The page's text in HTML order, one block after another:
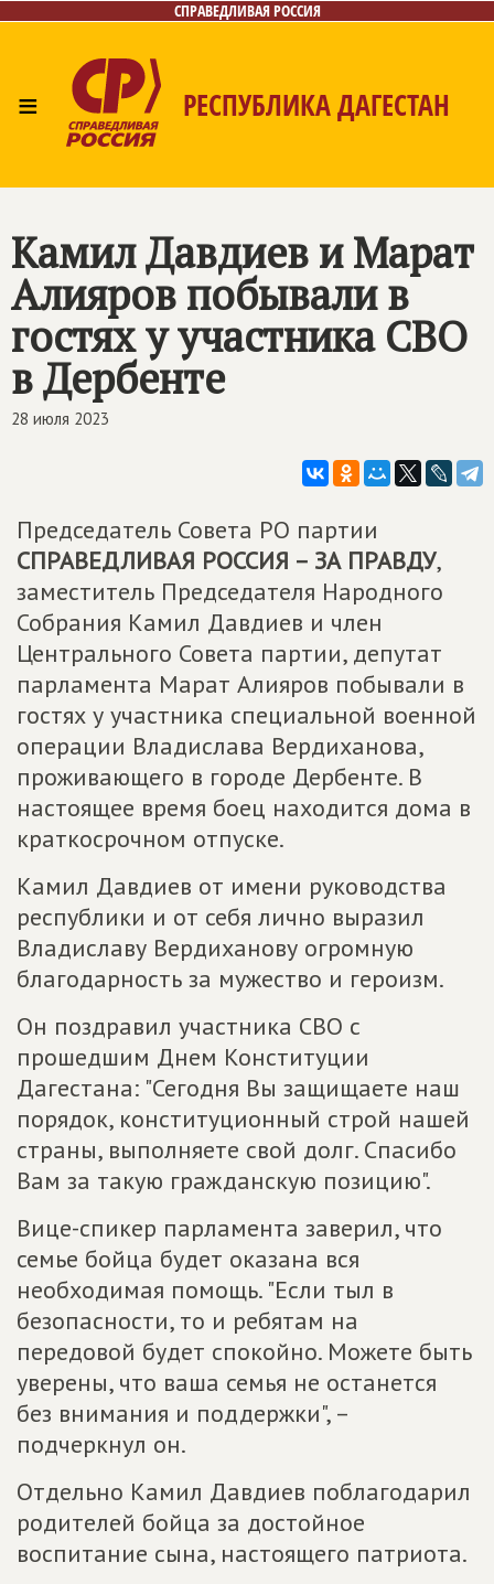
СПРАВЕДЛИВАЯ РОССИЯ
≡ РЕСПУБЛИКА ДАГЕСТАН
Камил Давдиев и Марат
Алияров побывали в
гостях у участника СВО
в Дербенте
28 июля 2023
Председатель Совета РО партии
СПРАВЕДЛИВАЯ РОССИЯ – ЗА ПРАВДУ,
заместитель Председателя Народного
Собрания Камил Давдиев и член
Центрального Совета партии, депутат
парламента Марат Алияров побывали в
гостях у участника специальной военной
операции Владислава Вердиханова,
проживающего в городе Дербенте. В
настоящее время боец находится дома в
краткосрочном отпуске.
Камил Давдиев от имени руководства
республики и от себя лично выразил
Владиславу Вердиханову огромную
благодарность за мужество и героизм.
Он поздравил участника СВО с
прошедшим Днем Конституции
Дагестана: "Сегодня Вы защищаете наш
порядок, конституционный строй нашей
страны, выполняете свой долг. Спасибо
Вам за такую гражданскую позицию".
Вице-спикер парламента заверил, что
семье бойца будет оказана вся
необходимая помощь. "Если тыл в
безопасности, то и ребятам на
передовой будет спокойно. Можете быть
уверены, что ваша семья не останется
без внимания и поддержки", –
подчеркнул он.
Отдельно Камил Давдиев поблагодарил
родителей бойца за достойное
воспитание сына, настоящего патриота.